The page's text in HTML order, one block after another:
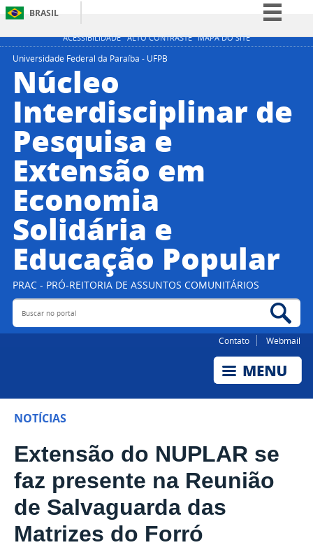
ACESSIBILIDADE ALTO CONTRASTE MAPA DO SITE
BRASIL
Simplifique!
Acesso à informação
Legislação
Universidade Federal da Paraíba - UFPB
Núcleo
Interdisciplinar de
Pesquisa e
Extensão em
Economia
Solidária e
Educação Popular
PRAC - PRÓ-REITORIA DE ASSUNTOS COMUNITÁRIOS
Buscar no portal
Contato Webmail
NOTÍCIAS
Extensão do NUPLAR se
faz presente na Reunião
de Salvaguarda das
Matrizes do Forró